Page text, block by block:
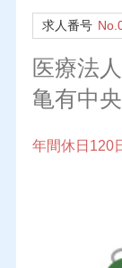
求人番号
医療法
亀有中
年間休日